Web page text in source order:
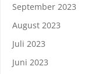
September 2023
August 2023
Juli 2023
Juni 2023